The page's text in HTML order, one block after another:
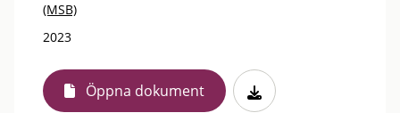
(MSB)
2023
Öppna dokument